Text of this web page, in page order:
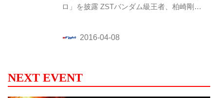
ロ」を披露 ZSTバンダム級王者、柏崎剛と
NEXT EVENT